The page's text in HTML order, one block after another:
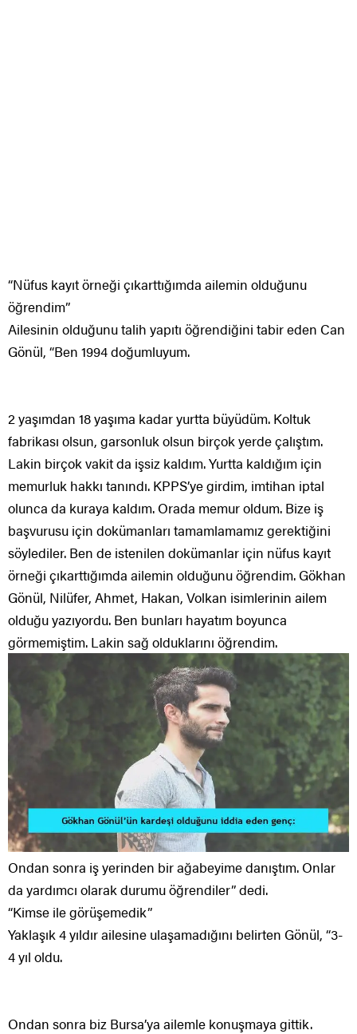
“Nüfus kayıt örneği çıkarttığımda ailemin olduğunu
öğrendim”
Ailesinin olduğunu talih yapıtı öğrendiğini tabir eden Can
Gönül, “Ben 1994 doğumluyum.
2 yaşımdan 18 yaşıma kadar yurtta büyüdüm. Koltuk
fabrikası olsun, garsonluk olsun birçok yerde çalıştım.
Lakin birçok vakit da işsiz kaldım. Yurtta kaldığım için
memurluk hakkı tanındı. KPPS’ye girdim, imtihan iptal
olunca da kuraya kaldım. Orada memur oldum. Bize iş
başvurusu için dokümanları tamamlamamız gerektiğini
söylediler. Ben de istenilen dokümanlar için nüfus kayıt
örneği çıkarttığımda ailemin olduğunu öğrendim. Gökhan
Gönül, Nilüfer, Ahmet, Hakan, Volkan isimlerinin ailem
olduğu yazıyordu. Ben bunları hayatım boyunca
görmemiştim. Lakin sağ olduklarını öğrendim.
Ondan sonra iş yerinden bir ağabeyime danıştım. Onlar
da yardımcı olarak durumu öğrendiler” dedi.
“Kimse ile görüşemedik”
Yaklaşık 4 yıldır ailesine ulaşamadığını belirten Gönül, “3-
4 yıl oldu.
Ondan sonra biz Bursa’ya ailemle konuşmaya gittik.